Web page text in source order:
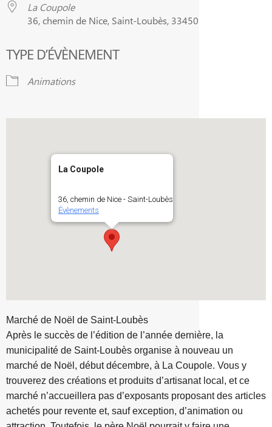
La Coupole
36, chemin de Nice, Saint-Loubès, 33450
TYPE D’ÉVÈNEMENT
Animations
La Coupole
36, chemin de Nice - Saint-Loubès
Évènements
Marché de Noël de Saint-Loubès
Après le succès de l’édition de l’année dernière, la
municipalité de Saint-Loubès organise à nouveau un
marché de Noël, début décembre, à La Coupole. Vous y
trouverez des créations et produits d’artisanat local, et ce
marché n’accueillera pas d’exposants proposant des articles
achetés pour revente et, sauf exception, d’animation ou